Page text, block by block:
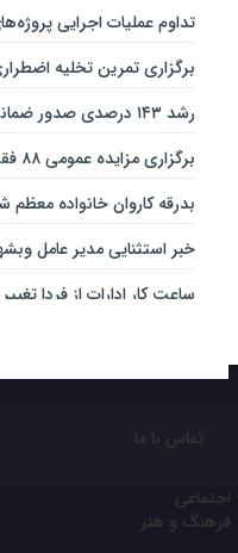
تداوم عملیات اجرایی پروژه‌های «من شهردارم ۴» در منطقه ۹
برگزاری تمرین تخلیه
رشد ۱۴۳ درصدی صدور ضمانت‌نامه‌های ریالی بانک صنعت و معدن در سه‌ماهه نخست سال جاری
برگزاری مزایده عمومی ۸۸ فقره از املاک مازاد بانک ملت
بدرقه کاروان خانواده معظم شهدای
خبر استثنایی مدیر عامل وبشهر برای
ساعت کار ادارات از فردا
خدمات‌دهي مترو به 4 ميليون و 100 هزار نفر مسافر در مناسبت‌هاي ملي و مذهبي
تغییر ساعت کاری شعب بانک
ثبت‌نام آسان محصولات
تماس با ما
اجتماعی
فرهنگ و هنر